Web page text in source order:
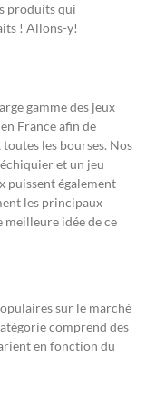
produits qui
! Allons-y!
gamme des jeux
France afin de
les bourses. Nos
et un jeu
puissent également
les principaux
meilleure idée de ce
sur le marché
comprend des
en fonction du